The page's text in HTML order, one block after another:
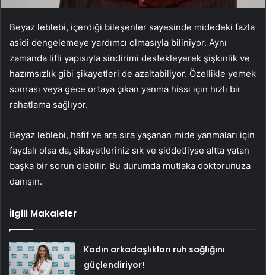
Beyaz leblebi, içerdiği bileşenler sayesinde midedeki fazla
asidi dengelemeye yardımcı olmasıyla biliniyor. Aynı
zamanda lifli yapısıyla sindirimi destekleyerek şişkinlik ve
hazımsızlık gibi şikayetleri de azaltabiliyor. Özellikle yemek
sonrası veya gece ortaya çıkan yanma hissi için hızlı bir
rahatlama sağlıyor.
Beyaz leblebi, hafif ve ara sıra yaşanan mide yanmaları için
faydalı olsa da, şikayetleriniz sık ve şiddetliyse altta yatan
başka bir sorun olabilir. Bu durumda mutlaka doktorunuza
danışın.
İlgili Makaleler
Kadın arkadaşlıkları ruh sağlığını
güçlendiriyor!